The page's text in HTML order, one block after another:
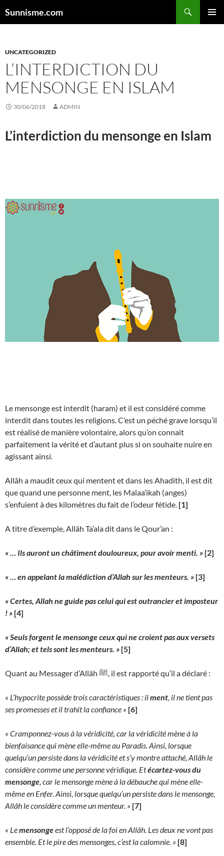
auSunnisme.com
UNCATEGORIZED
L’INTERDICTION DU
MENSONGE EN ISLAM
30/06/2018 ADMIN
L’interdiction du mensongeen Islam
Le mensonge est interdit (haram) et il est considéré comme
interdit dans toutes les religions. C’est un péché grave lorsqu’il
est réalisé de manière volontaire, alors qu’on connait
parfaitement la vérité et d’autant plus si on souhaite nuire en
agissant ainsi.
Allâh a maudit ceux qui mentent et dans les Ahadith, il est dit
que quand une personne ment, les Malaa’ikah (anges)
s’enfuient à des kilomètres du fait de l’odeur fétide. [1]
A titre d’exemple, Allâh Ta’ala dit dans le Qour’an :
« … Ils auront un châtiment douloureux, pour avoir menti. » [2]
« … en appelant la malédiction d’Allah sur les menteurs. » [3]
« Certes, Allah ne guide pas celui qui est outrancier et imposteur
! » [4]
« Seuls forgent le mensonge ceux qui ne croient pas aux versets
d’Allah; et tels sont les menteurs. » [5]
Quant au Messager d’Allâh ﷺ, il est rapporté qu’il a déclaré :
« L’hypocrite possède trois caractéristiques : ilment, il ne tient pas
ses promesses et il trahit la confiance » [6]
« Cramponnez-vous à la véridicité, car la véridicité mène à la
bienfaisance qui mène elle-même au Paradis. Ainsi, lorsque
quelqu’un persiste dans la véridicité et s’y montre attaché, Allâh le
considère comme une personne véridique. Etécartez-vous du
mensonge, car le mensonge mène à la débauche qui mène elle-
même en Enfer. Ainsi, lorsque quelqu’un persiste dans le mensonge,
Allâh le considère comme un menteur. » [7]
« Lemensongeest l’opposé de la foi en Allâh. Les deux ne vont pas
ensemble. Et le pire des mensonges, c’est la calomnie. » [8]